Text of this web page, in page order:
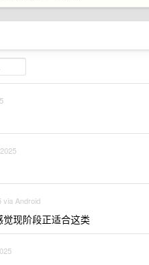
via Android
现阶段正适合这类